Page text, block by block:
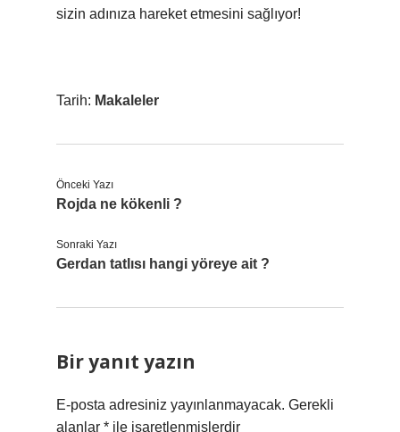
sizin adınıza hareket etmesini sağlıyor!
Tarih: Makaleler
Önceki Yazı
Rojda ne kökenli ?
Sonraki Yazı
Gerdan tatlısı hangi yöreye ait ?
Bir yanıt yazın
E-posta adresiniz yayınlanmayacak. Gerekli
alanlar * ile işaretlenmişlerdir